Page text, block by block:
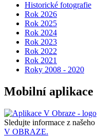
Historické fotografie
Rok 2026
Rok 2025
Rok 2024
Rok 2023
Rok 2022
Rok 2021
Roky 2008 - 2020
Mobilní aplikace
Sledujte informace z
V OBRAZE.